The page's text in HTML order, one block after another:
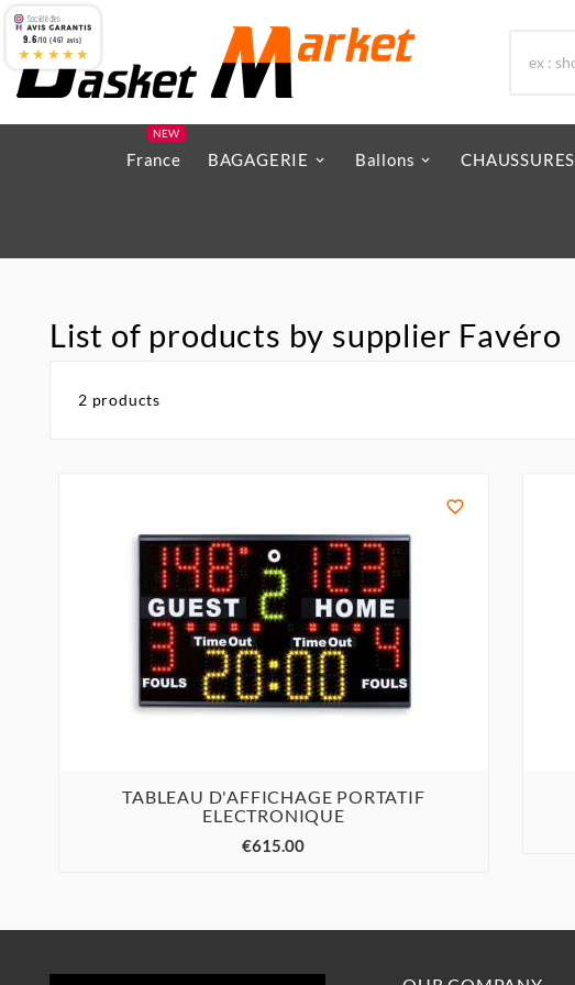
France
NEW
BAGAGERIE Ballons CHAUSSURES
List of products by supplier Favéro
2 products

  
TABLEAU D'AFFICHAGE PORTATIF
ELECTRONIQUE
€615.00
9.6/10 (467 avis)
★★★★★